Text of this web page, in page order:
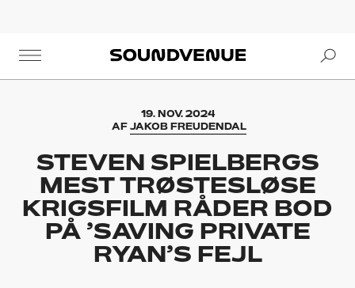
Soundvenue
19. NOV. 2024
AFJAKOB FREUDENDAL
STEVEN SPIELBERGS
MEST TRØSTESLØSE
KRIGSFILM RÅDER BOD
PÅ ’SAVING PRIVATE
RYAN’S FEJL